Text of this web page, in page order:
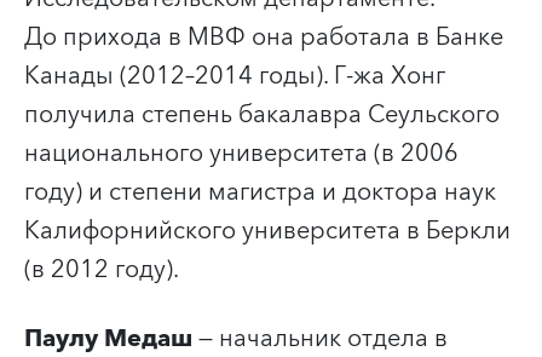
До прихода в МВФ она работала в Банке
Канады (2012–2014 годы). Г-жа Хонг
получила степень бакалавра Сеульского
национального университета (в 2006
году) и степени магистра и доктора наук
Калифорнийского университета в Беркли
(в 2012 году).
Паулу Медаш— начальник отдела в